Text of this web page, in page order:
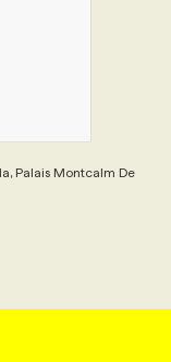
Palais Montcalm De